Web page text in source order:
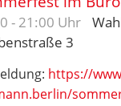
- 21:00 Uhr
3
https://